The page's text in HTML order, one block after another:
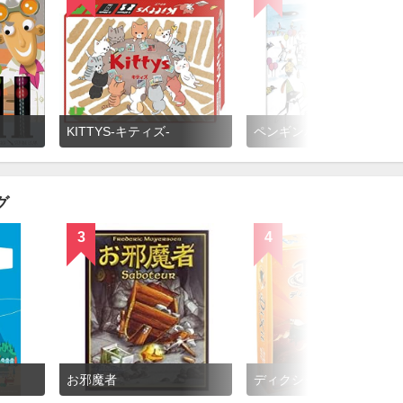
KITTYS-キティズ- ペンギンパーティ
3
お邪魔者
4
ディクシット